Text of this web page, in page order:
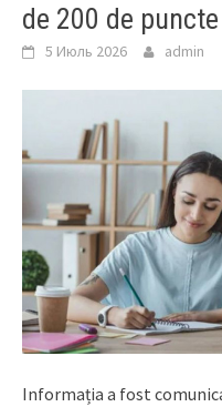
de 200 de puncte
5 Июль 2026 admin
Informația a fost